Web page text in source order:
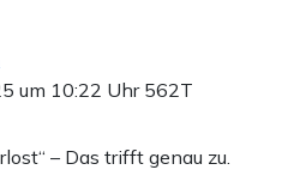
um 10:22 Uhr 562T
– Das trifft genau zu.